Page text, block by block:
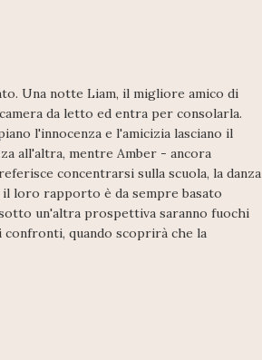
Una notte Liam, il migliore amico di
da letto ed entra per consolarla.
l'innocenza e l'amicizia lasciano il
all'altra, mentre Amber - ancora
concentrarsi sulla scuola, la danza
il loro rapporto è da sempre basato
un'altra prospettiva saranno fuochi
quando scoprirà che la